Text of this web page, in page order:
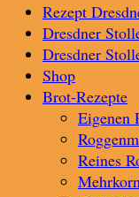
Rezept
Dresdner
Dresdner
Shop
Brot-Rezepte
Eigenen
Reines